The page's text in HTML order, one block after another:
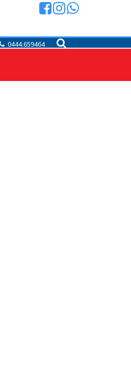
0444.659464